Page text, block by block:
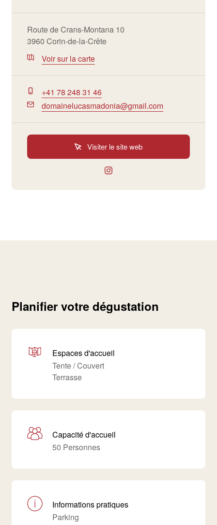
Route de Crans-Montana 10
3960 Corin-de-la-Crête
Voir sur la carte
+41 78 248 31 46
domainelucasmadonia@gmail.com
Visiter le site web
Planifier votre dégustation
Espaces d'accueil
Tente / Couvert
Terrasse
Capacité d'accueil
50 Personnes
Informations pratiques
Parking